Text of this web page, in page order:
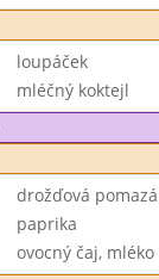
loupáček
mléčný koktejl
drožďová
paprika
ovocný čaj, mléko